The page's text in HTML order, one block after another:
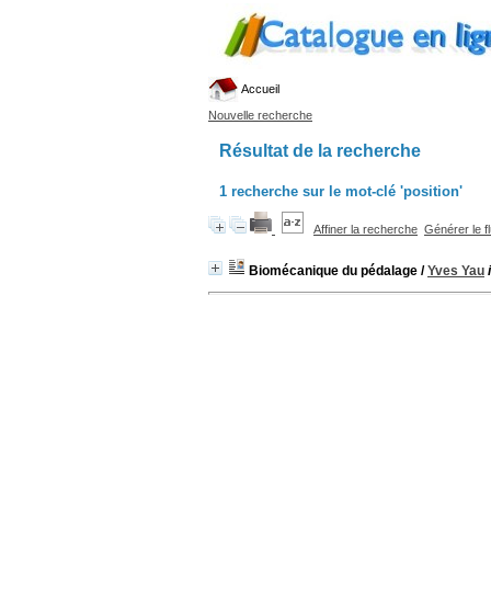
Accueil
Nouvelle recherche
Résultat de la recherche
1 recherche sur le mot-clé 'position'
Affiner la recherche Générer le
Biomécanique du pédalage /Yves Yau